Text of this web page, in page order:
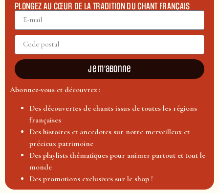
PLONGEZ AU CŒUR DE LA TRADITION DU CHANT FRANÇAIS
Je m'abonne
Abonnez-vous et découvrez :
Des découvertes de chants issus de toutes les régions
françaises
Des histoires et anecdotes sur notre merveilleux et
précieux patrimoine
Des playlists thématiques pour animer partout et tout le
monde
Des promotions exclusives sur le shop !